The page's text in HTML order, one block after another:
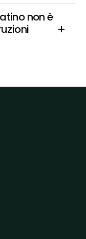
non è